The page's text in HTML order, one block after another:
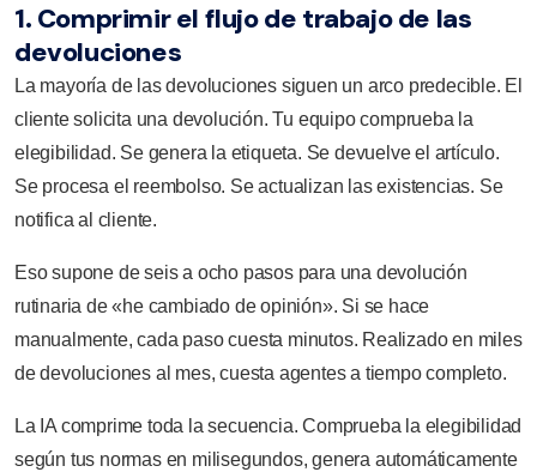
1. Comprimir el flujo de trabajo de las
devoluciones
La mayoría de las devoluciones siguen un arco predecible. El
cliente solicita una devolución. Tu equipo comprueba la
elegibilidad. Se genera la etiqueta. Se devuelve el artículo.
Se procesa el reembolso. Se actualizan las existencias. Se
notifica al cliente.
Eso supone de seis a ocho pasos para una devolución
rutinaria de «he cambiado de opinión». Si se hace
manualmente, cada paso cuesta minutos. Realizado en miles
de devoluciones al mes, cuesta agentes a tiempo completo.
La IA comprime toda la secuencia. Comprueba la elegibilidad
según tus normas en milisegundos, genera automáticamente